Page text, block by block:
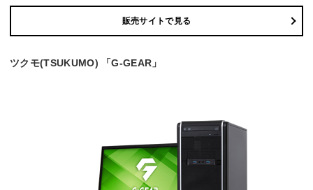
販売サイトで見る
ツクモ(TSUKUMO) 「G-GEAR」